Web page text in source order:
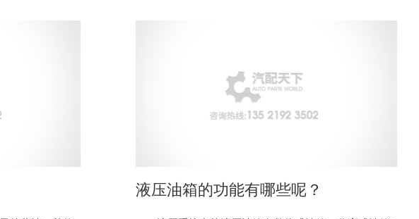
液压油箱的功能有哪些呢？